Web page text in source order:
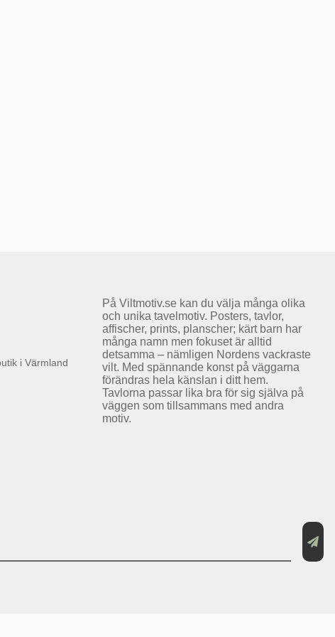
i Värmland
På Viltmotiv.se kan du välja många olika
och unika tavelmotiv. Posters, tavlor,
affischer, prints, planscher; kärt barn har
många namn men fokuset är alltid
detsamma – nämligen Nordens vackraste
vilt. Med spännande konst på väggarna
förändras hela känslan i ditt hem.
Tavlorna passar lika bra för sig själva på
väggen som tillsammans med andra
motiv.